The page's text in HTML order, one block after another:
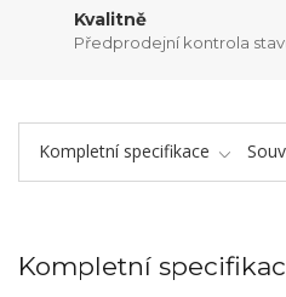
Kvalitně
Předprodejní kontrola
Kompletní specifikace
Kompletní